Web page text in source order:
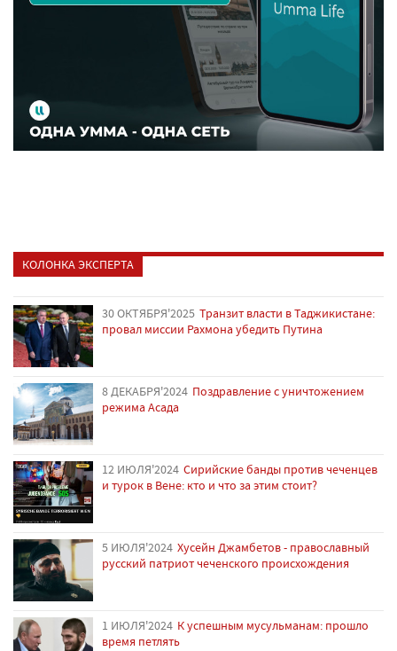
КОЛОНКА ЭКСПЕРТА
30 ОКТЯБРЯ'2025 Транзит власти в Таджикистане:
провал миссии Рахмона убедить Путина
8 ДЕКАБРЯ'2024 Поздравление с уничтожением
режима Асада
12 ИЮЛЯ'2024 Сирийские банды против чеченцев
и турок в Вене: кто и что за этим стоит?
5 ИЮЛЯ'2024 Хусейн Джамбетов - православный
русский патриот чеченского происхождения
1 ИЮЛЯ'2024 К успешным мусульманам: прошло
время петлять